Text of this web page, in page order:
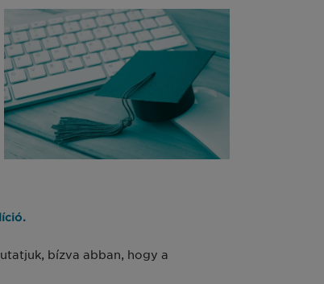
bízva abban, hogy a